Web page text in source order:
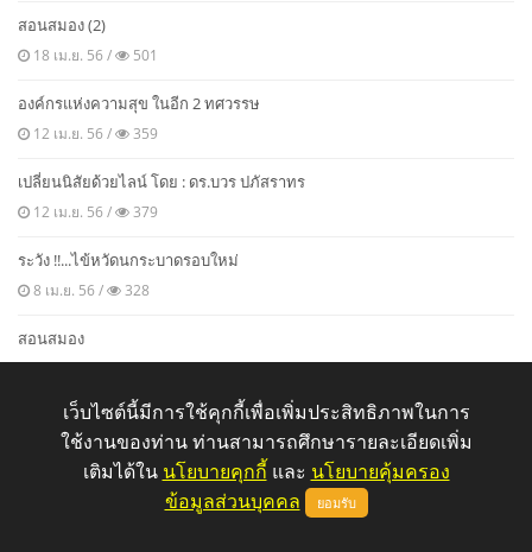
สอนสมอง (2)
18 เม.ย. 56 / 501
องค์กรแห่งความสุข ในอีก 2 ทศวรรษ
12 เม.ย. 56 / 359
เปลี่ยนนิสัยด้วยไลน์ โดย : ดร.บวร ปภัสราทร
12 เม.ย. 56 / 379
ระวัง !!...ไข้หวัดนกระบาดรอบใหม่
8 เม.ย. 56 / 328
สอนสมอง
8 เม.ย. 56 / 246
วิธีคบความเครียด
29 มี.ค. 56 / 335
เสียงสะท้อนจากคนรุ่นใหม่
เว็บไซต์นี้มีการใช้คุกกี้เพื่อเพิ่มประสิทธิภาพในการ
ใช้งานของท่าน ท่านสามารถศึกษารายละเอียดเพิ่ม
เติมได้ใน นโยบายคุกกี้ และ นโยบายคุ้มครอง
ข้อมูลส่วนบุคคล
ยอมรับ